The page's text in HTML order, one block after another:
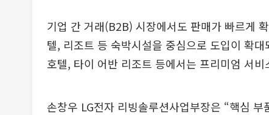
기업 간 거래(B2B) 시장에서도 판매가 빠르게
텔, 리조트 등 숙박시설을 중심으로 도입이 확
호텔, 타이 어반 리조트 등에서는 프리미엄 서
손창우 LG전자 리빙솔루션사업부장은 “핵심